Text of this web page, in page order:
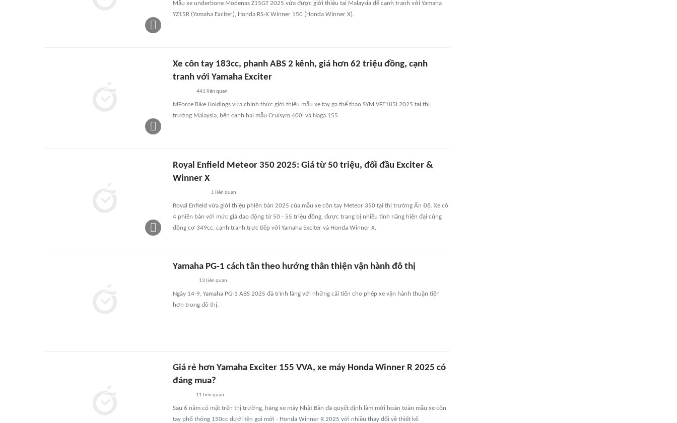
Mẫu xe underbone Modenas Z15GT 2025 vừa được giới thiệu tại Malaysia để cạnh tranh với Yamaha
YZ15R (Yamaha Exciter), Honda RS-X Winner 150 (Honda Winner X).
Xe côn tay 183cc, phanh ABS 2 kênh, giá hơn 62 triệu đồng, cạnh
tranh với Yamaha Exciter
441 liên quan
MForce Bike Holdings vừa chính thức giới thiệu mẫu xe tay ga thể thao SYM VFE185i 2025 tại thị
trường Malaysia, bên cạnh hai mẫu Cruisym 400i và Naga 155.
Royal Enfield Meteor 350 2025: Giá từ 50 triệu, đối đầu Exciter &
Winner X
1 liên quan
Royal Enfield vừa giới thiệu phiên bản 2025 của mẫu xe côn tay Meteor 350 tại thị trường Ấn Độ. Xe có
4 phiên bản với mức giá dao động từ 50 - 55 triệu đồng, được trang bị nhiều tính năng hiện đại cùng
động cơ 349cc, cạnh tranh trực tiếp với Yamaha Exciter và Honda Winner X.
Yamaha PG-1 cách tân theo hướng thân thiện vận hành đô thị
13 liên quan
Ngày 14-9, Yamaha PG-1 ABS 2025 đã trình làng với những cải tiến cho phép xe vận hành thuận tiện
hơn trong đô thị.
Giá rẻ hơn Yamaha Exciter 155 VVA, xe máy Honda Winner R 2025 có
đáng mua?
11 liên quan
Sau 6 năm có mặt trên thị trường, hãng xe máy Nhật Bản đã quyết định làm mới hoàn toàn mẫu xe côn
tay phổ thông 150cc dưới tên gọi mới - Honda Winner R 2025 với nhiều thay đổi về thiết kế.